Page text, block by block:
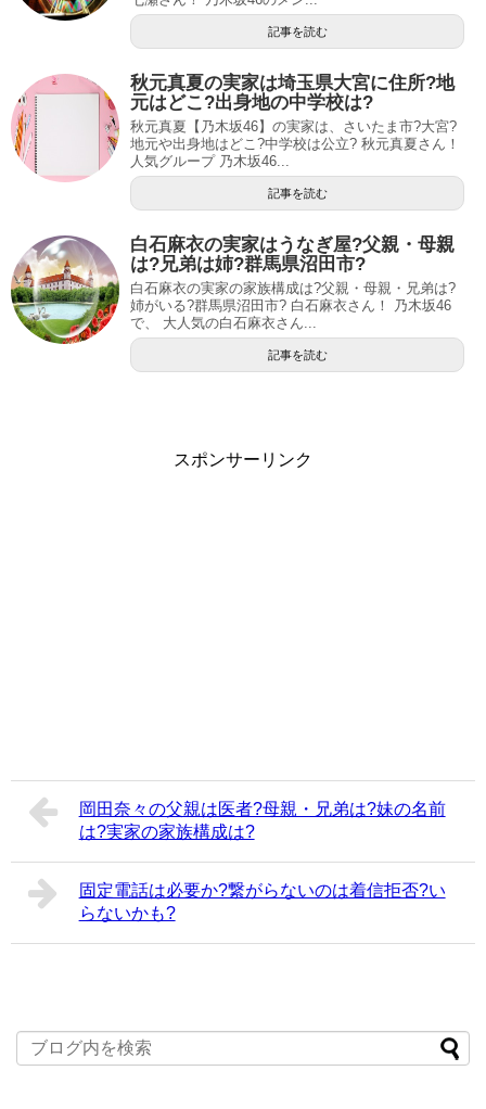
記事を読む
秋元真夏の実家は埼玉県大宮に住所?地
元はどこ?出身地の中学校は?
秋元真夏【乃木坂46】の実家は、さいたま市?大宮?
地元や出身地はどこ?中学校は公立? 秋元真夏さん！
人気グループ 乃木坂46...
記事を読む
白石麻衣の実家はうなぎ屋?父親・母親
は?兄弟は姉?群馬県沼田市?
白石麻衣の実家の家族構成は?父親・母親・兄弟は?
姉がいる?群馬県沼田市? 白石麻衣さん！ 乃木坂46
で、 大人気の白石麻衣さん...
記事を読む
スポンサーリンク
岡田奈々の父親は医者?母親・兄弟は?妹の名前
は?実家の家族構成は?
固定電話は必要か?繋がらないのは着信拒否?い
らないかも?